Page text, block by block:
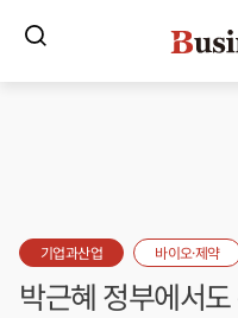
기업과산업 바이오·제약
박근혜 정부에서